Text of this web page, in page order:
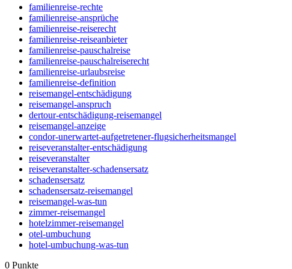
familienreise-rechte
familienreise-ansprüche
familienreise-reiserecht
familienreise-reiseanbieter
familienreise-pauschalreise
familienreise-pauschalreiserecht
familienreise-urlaubsreise
familienreise-definition
reisemangel-entschädigung
reisemangel-anspruch
dertour-entschädigung-reisemangel
reisemangel-anzeige
condor-unerwartet-aufgetretener-flugsicherheitsmangel
reiseveranstalter-entschädigung
reiseveranstalter
reiseveranstalter-schadensersatz
schadensersatz
schadensersatz-reisemangel
reisemangel-was-tun
zimmer-reisemangel
hotelzimmer-reisemangel
otel-umbuchung
hotel-umbuchung-was-tun
0 Punkte